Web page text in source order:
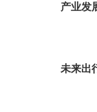
产业发
未来出